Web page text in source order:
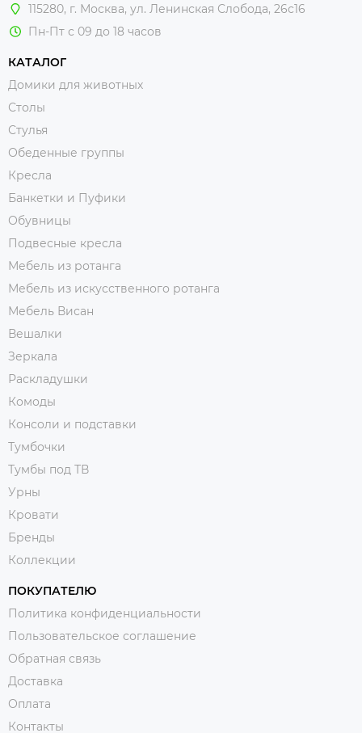
115280, г. Москва, ул. Ленинская Слобода, 26с16
Пн-Пт с 09 до 18 часов
КАТАЛОГ
Домики для животных
Столы
Стулья
Обеденные группы
Кресла
Банкетки и Пуфики
Обувницы
Подвесные кресла
Мебель из ротанга
Мебель из искусственного ротанга
Мебель Висан
Вешалки
Зеркала
Раскладушки
Комоды
Консоли и подставки
Тумбочки
Тумбы под ТВ
Урны
Кровати
Бренды
Коллекции
ПОКУПАТЕЛЮ
Политика конфиденциальности
Пользовательское соглашение
Обратная связь
Доставка
Оплата
Контакты